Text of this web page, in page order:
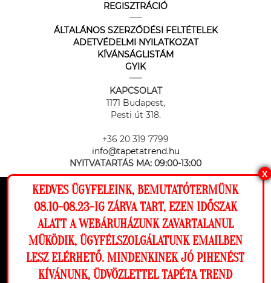
Ez a weboldal cookie-kat használ, hogy a
lehető legjobb élményt nyújtsa honlapunkon.
Beállítások
Elutasítom Engedélyezem
REGISZTRÁCIÓ
ÁLTALÁNOS SZERZŐDÉSI FELTÉTELEK
ADETVÉDELMI NYILATKOZAT
KÍVÁNSÁGLISTÁM
GYIK
KAPCSOLAT
1171 Budapest,
Pesti út 318.
+36 20 319 7799
info@tapetatrend.hu
NYITVATARTÁS MA: 09:00-13:00
Az online fizetést a Barion Payment Zrt. biztosítja, MNB engedély
száma: H-EN-I-1064/2013
X
KEDVES ÜGYFELEINK, BEMUTATÓTERMÜNK
08.10-08.23-IG ZÁRVA TART, EZEN IDŐSZAK
ALATT A WEBÁRUHÁZUNK ZAVARTALANUL
MÜKÖDIK, ÜGYFÉLSZOLGÁLATUNK EMAILBEN
LESZ ELÉRHETŐ. MINDENKINEK JÓ PIHENÉST
KÍVÁNUNK, ÜDVÖZLETTEL TAPÉTA TREND